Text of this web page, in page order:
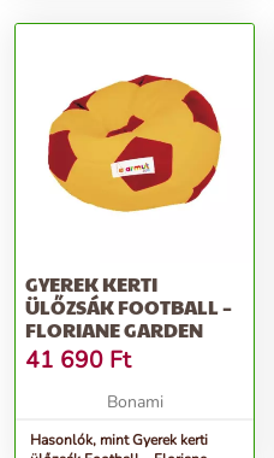
GYEREK KERTI
ÜLŐZSÁK FOOTBALL –
FLORIANE GARDEN
41 690 Ft
Bonami
Hasonlók, mint Gyerek kerti